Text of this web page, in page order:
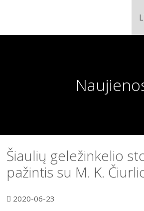
Šiaulių geležinkelio
pažintis su M. K.
2020-06-23